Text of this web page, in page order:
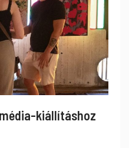
kiállításhoz